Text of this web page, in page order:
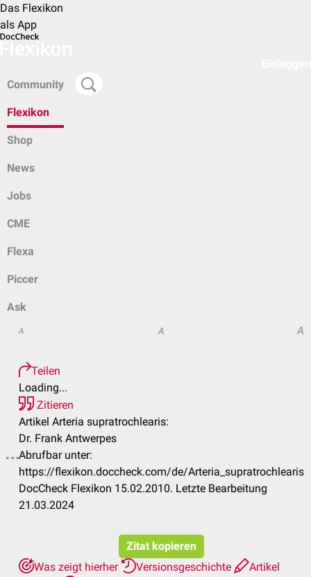
Das Flexikon
als App
Community
Flexikon
Shop
News
Jobs
CME
Flexa
Piccer
Ask
A A A
Teilen
Loading...
Zitieren
Artikel Arteria supratrochlearis:
Dr. Frank Antwerpes
Abrufbar unter:
https://flexikon.doccheck.com/de/Arteria_supratrochlearis
DocCheck Flexikon 15.02.2010. Letzte Bearbeitung
21.03.2024
Zitat kopieren
Was zeigt hierher
Versionsgeschichte
Artikel